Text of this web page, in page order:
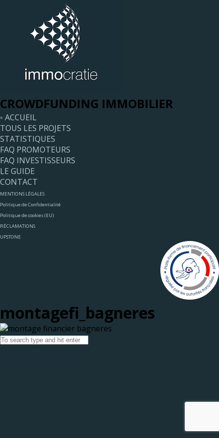
CROWDFUNDING IMMOBILIER
◦ ACCUEIL
TOUS LES PROJETS
STATISTIQUES
FAQ PROMOTEURS
FAQ INVESTISSEURS
LE GUIDE
CONTACT
MENTIONS LÉGALES
Politique de Confidentialité
Politique de cookies (EU)
RÉCLAMATIONS
UPSTONE
montagefi_bagneres